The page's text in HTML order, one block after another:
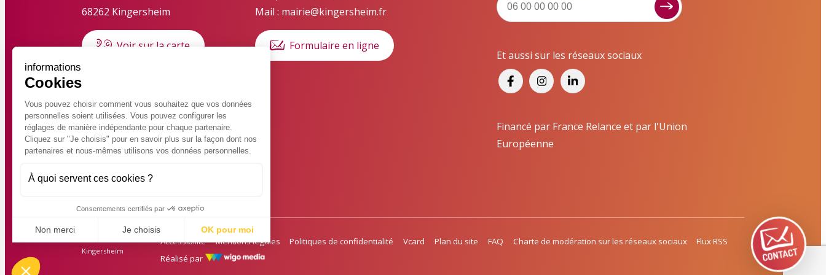
informations
Cookies
Vous pouvez choisir comment vous souhaitez que vos données
personnelles soient utilisées. Vous pouvez configurer les
réglages de manière indépendante pour chaque partenaire.
Cliquez sur "Je choisis" pour en savoir plus sur la façon dont nos
partenaires et nous-mêmes utilisons vos données personnelles.
À quoi servent ces cookies ?
Consentements certifiés par
Non merci Je choisis OK pour moi
Plateforme de Gestion du Consentement : Personnalisez vos Options
68262 Kingersheim
Voir sur la carte
Mail : mairie@kingersheim.fr
Formulaire en ligne
Horaires d'été du 6 juillet au 28
août 2026
Lundi au jeudi : 8h30 – 12h
Vendredi : 8h30 – 14h30 en
continu
Et aussi sur les réseaux sociaux
Financé par France Relance et par l'Union
Européenne
Kingersheim
Accessibilité Mentions légales Politiques de confidentialité Vcard Plan du site FAQ Charte de modération sur les réseaux sociaux
Flux RSS
Réalisé par
Signaler un dysfonctionnement ?
Cliquez ici pour interagir avec les services de
votre ville !